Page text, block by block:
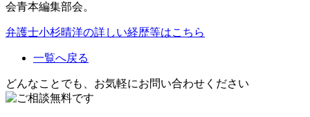
会青本編集部会。
弁護士小杉晴洋の詳しい経歴等はこちら
一覧へ戻る
どんなことでも、お気軽にお問い合わせください